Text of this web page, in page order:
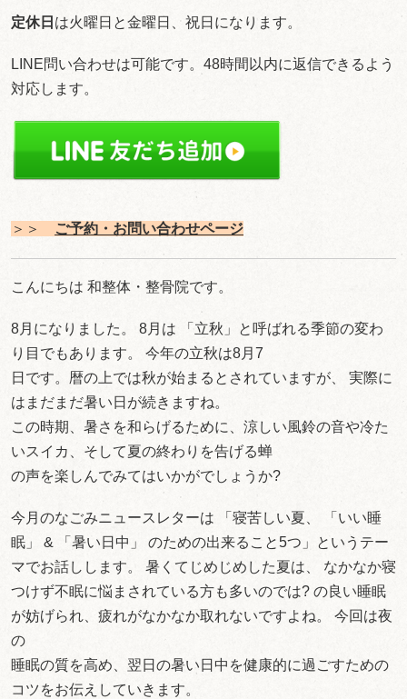
定休日 は火曜日と金曜日、祝日になります。
LINE問い合わせは可能です。48時間以内に返信できるよう
対応します。
＞＞ ご予約・お問い合わせページ
こんにちは 和整体・整骨院です。
8月になりました。 8月は 「立秋」と呼ばれる季節の変わ
り目でもあります。 今年の立秋は8月7
日です。暦の上では秋が始まるとされていますが、 実際に
はまだまだ暑い日が続きますね。
この時期、暑さを和らげるために、涼しい風鈴の音や冷た
いスイカ、そして夏の終わりを告げる蝉
の声を楽しんでみてはいかがでしょうか?
今月のなごみニュースレターは 「寝苦しい夏、 「いい睡
眠」 & 「暑い日中」 のための出来ること5つ」というテー
マでお話しします。 暑くてじめじめした夏は、 なかなか寝
つけず不眠に悩まされている方も多いのでは? の良い睡眠
が妨げられ、疲れがなかなか取れないですよね。 今回は夜
の
睡眠の質を高め、翌日の暑い日中を健康的に過ごすための
コツをお伝えしていきます。